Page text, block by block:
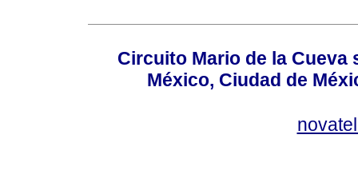
Circuito Mario de la Cueva
México, Ciudad de